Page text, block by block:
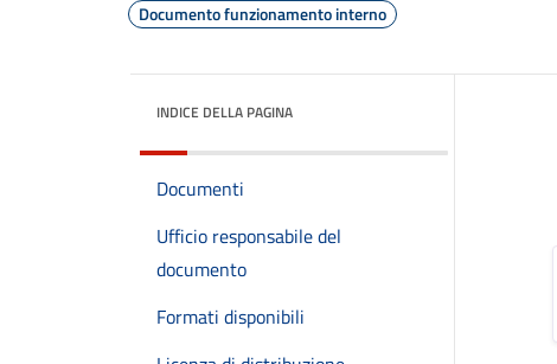
Documento funzionamento interno
INDICE DELLA PAGINA
Documenti
Ufficio responsabile del
documento
Formati disponibili